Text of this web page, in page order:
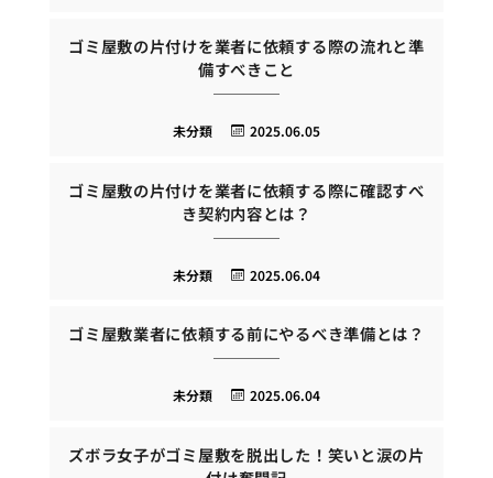
ゴミ屋敷の片付けを業者に依頼する際の流れと準
備すべきこと
2025.06.05
未分類
ゴミ屋敷の片付けを業者に依頼する際に確認すべ
き契約内容とは？
2025.06.04
未分類
ゴミ屋敷業者に依頼する前にやるべき準備とは？
2025.06.04
未分類
ズボラ女子がゴミ屋敷を脱出した！笑いと涙の片